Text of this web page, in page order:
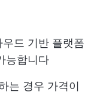
드 기반 플랫폼
능합니다
는 경우 가격이